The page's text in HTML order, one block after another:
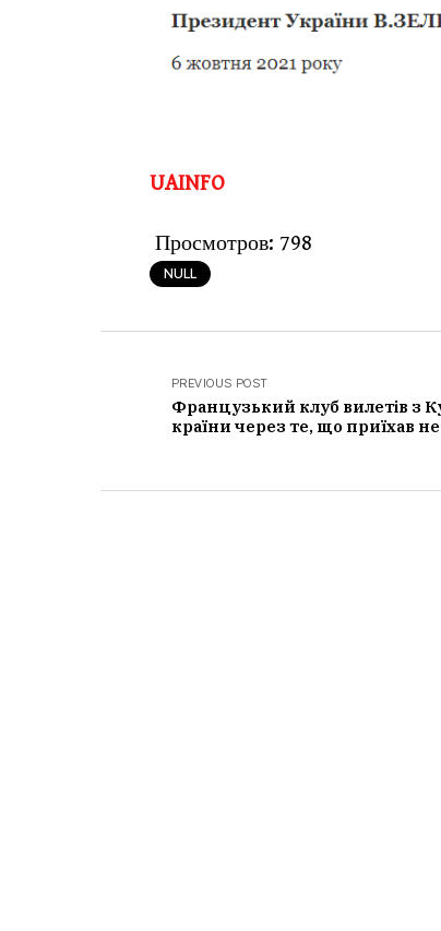
UAINFO
Просмотров: 798
NULL
PREVIOUS POST
Французький клуб вилетів з
країни через те, що приїхав не